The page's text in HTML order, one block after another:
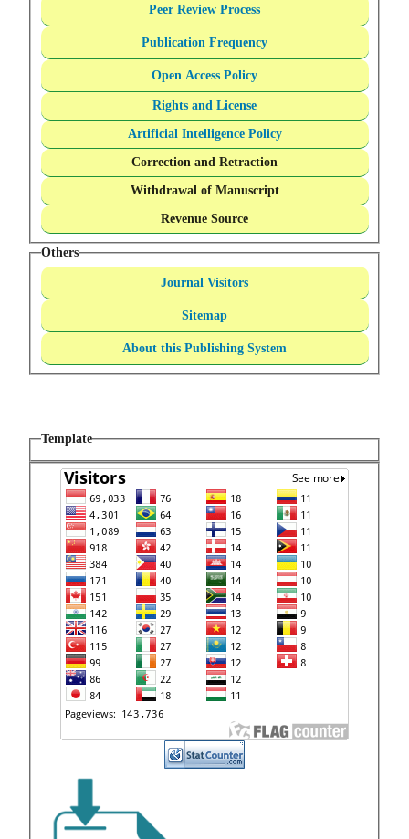
Peer Review Process
Publication Frequency
Open Access Policy
Rights and License
Artificial Intelligence Policy
Correction and Retraction
Withdrawal of Manuscript
Revenue Source
Others
Journal Visitors
Sitemap
About this Publishing System
Template